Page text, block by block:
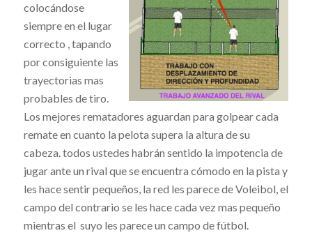
colocándose
siempre en el lugar
correcto , tapando
por consiguiente las
trayectorias mas
probables de tiro.
Los mejores rematadores aguardan para golpear cada
remate en cuanto la pelota supera la altura de su
cabeza. todos ustedes habrán sentido la impotencia de
jugar ante un rival que se encuentra cómodo en la pista y
les hace sentir pequeños, la red les parece de Voleibol, el
campo del contrario se les hace cada vez mas pequeño
mientras el suyo les parece un campo de fútbol.